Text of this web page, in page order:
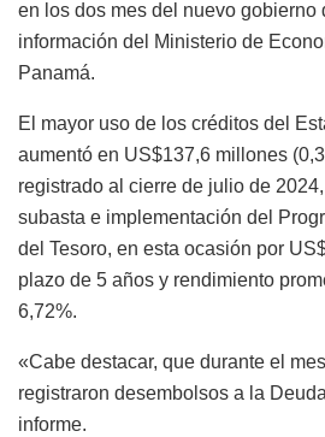
en los dos mes del nuevo gobierno
información del Ministerio de
Panamá.
El mayor uso de los créditos del
aumentó en US$137,6 millones
registrado al cierre de julio de
subasta e implementación del
del Tesoro, en esta ocasión por
plazo de 5 años y rendimiento
6,72%.
«Cabe destacar, que durante el
registraron desembolsos a la
informe.